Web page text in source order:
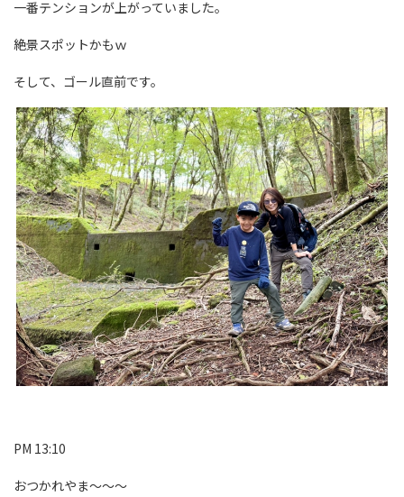
一番テンションが上がっていました。
絶景スポットかもｗ
そして、ゴール直前です。
PM 13:10
おつかれやま～～～